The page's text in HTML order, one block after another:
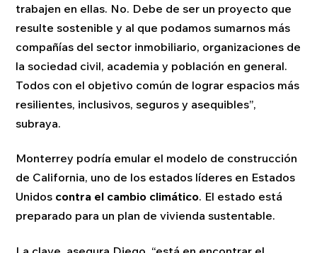
trabajen en ellas. No. Debe de ser un proyecto que
resulte sostenible y al que podamos sumarnos más
compañías del sector inmobiliario, organizaciones de
la sociedad civil, academia y población en general.
Todos con el objetivo común de lograr espacios más
resilientes, inclusivos, seguros y asequibles”,
subraya.
Monterrey podría emular el modelo de construcción
de California, uno de los estados líderes en Estados
Unidos contra el cambio climático. El estado está
preparado para un plan de vivienda sustentable.